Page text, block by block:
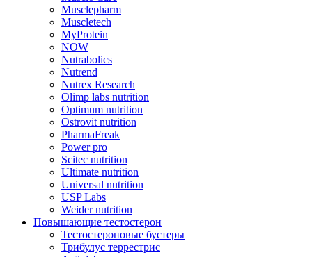
Musclepharm
Muscletech
MyProtein
NOW
Nutrabolics
Nutrend
Nutrex Research
Olimp labs nutrition
Optimum nutrition
Ostrovit nutrition
PharmaFreak
Power pro
Scitec nutrition
Ultimate nutrition
Universal nutrition
USP Labs
Weider nutrition
Повышающие тестостерон
Тестостероновые бустеры
Трибулус террестрис